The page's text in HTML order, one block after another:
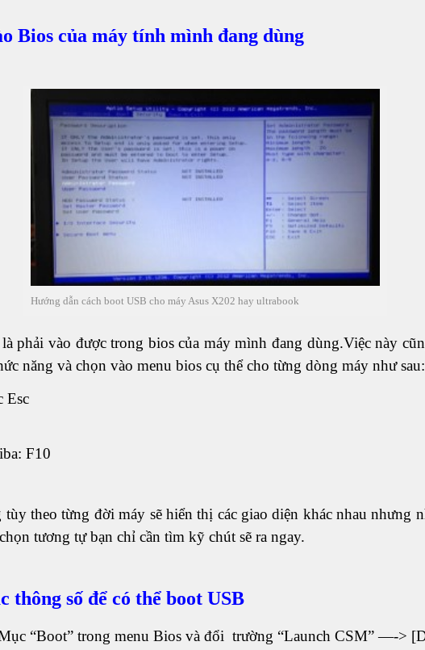
Bios của máy tính mình đang dùng
Hướng dẫn cách boot USB cho máy Asus X202 hay ultrabook
phải vào được trong bios của máy mình đang dùng.Việc này
năng và chọn vào menu bios cụ thể cho từng dòng máy như sau:
Esc
F10
theo từng đời máy sẽ hiển thị các giao diện khác nhau nhưng
tương tự bạn chỉ cần tìm kỹ chút sẽ ra ngay.
thông số để có thể boot USB
“Boot” trong menu Bios và đổi trường “Launch CSM” —->